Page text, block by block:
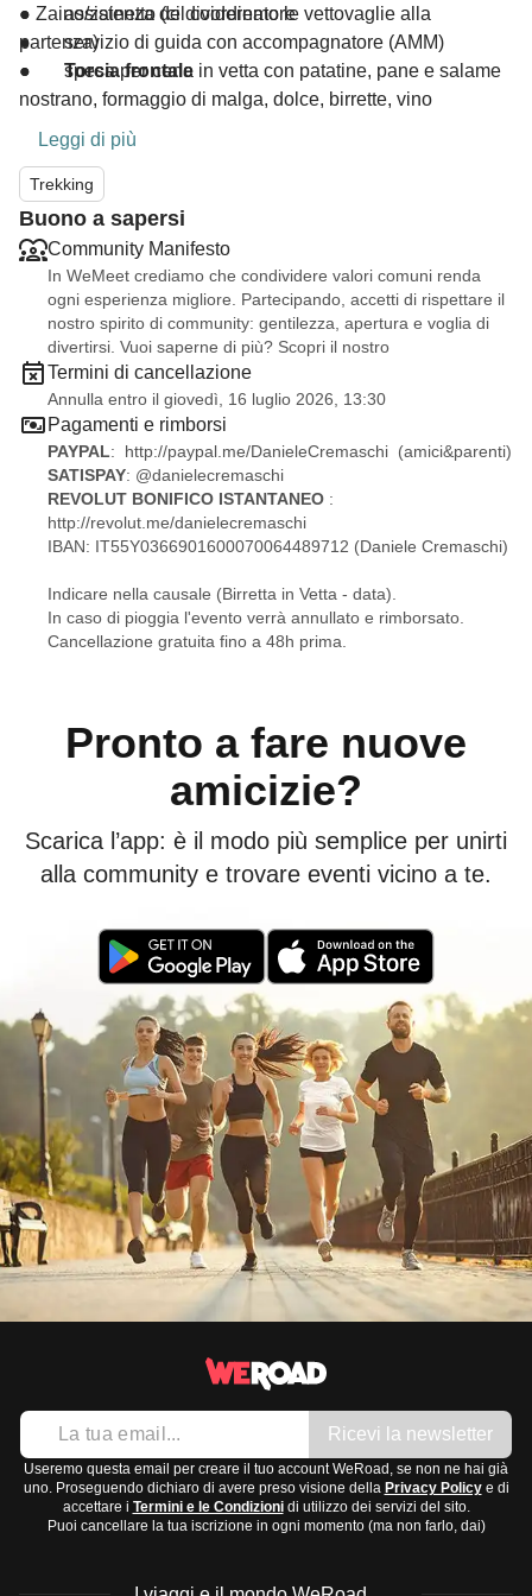
● Zaino/zainetto (ci divideremo le vettovaglie alla
partenza)
● Torcia frontale
● assistenza del coordinatore
● servizio di guida con accompagnatore (AMM)
● spesa per cena in vetta con patatine, pane e salame
nostrano, formaggio di malga, dolce, birrette, vino
Leggi di più
Trekking
Buono a sapersi
Community Manifesto
In WeMeet crediamo che condividere valori comuni renda
ogni esperienza migliore. Partecipando, accetti di rispettare il
nostro spirito di community: gentilezza, apertura e voglia di
divertirsi. Vuoi saperne di più? Scopri il nostro
Termini di cancellazione
Annulla entro il giovedì, 16 luglio 2026, 13:30
Pagamenti e rimborsi
PAYPAL: http://paypal.me/DanieleCremaschi (amici&parenti)
SATISPAY: @danielecremaschi
REVOLUT BONIFICO ISTANTANEO :
http://revolut.me/danielecremaschi
IBAN: IT55Y0366901600070064489712 (Daniele Cremaschi)
Indicare nella causale (Birretta in Vetta - data).
In caso di pioggia l'evento verrà annullato e rimborsato.
Cancellazione gratuita fino a 48h prima.
Pronto a fare nuove
amicizie?
Scarica l’app: è il modo più semplice per unirti
alla community e trovare eventi vicino a te.
Ricevi la newsletter
Useremo questa email per creare il tuo account WeRoad, se non ne hai già
uno. Proseguendo dichiaro di avere preso visione della Privacy Policye di
accettare i Termini e le Condizionidi utilizzo dei servizi del sito.
Puoi cancellare la tua iscrizione in ogni momento (ma non farlo, dai)